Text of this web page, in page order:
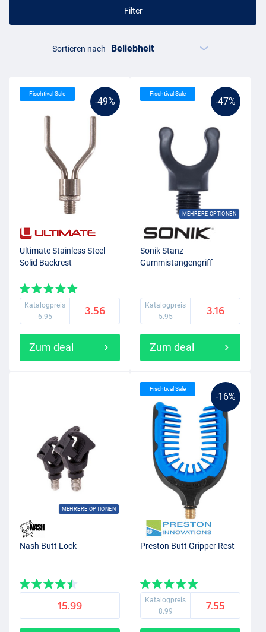
Filter
Sortieren nach
-49%
Fischtival Sale
Ultimate Stainless Steel
Solid Backrest
Katalogpreis
6.95
3.56
Zum deal
-47%
MEHRERE OPTIONEN
Fischtival Sale
Sonik Stanz
Gummistangengriff
Katalogpreis
5.95
3.16
Zum deal
MEHRERE OPTIONEN
Nash Butt Lock
15.99
-16%
Fischtival Sale
Preston Butt Gripper Rest
Katalogpreis
8.99
7.55